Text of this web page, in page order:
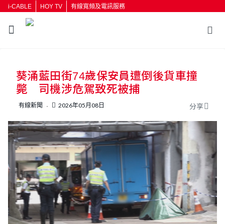
i-CABLE HOY TV 有線寬頻及電訊服務
葵涌藍田街74歲保安員遭倒後貨車撞
斃 司機涉危駕致死被捕
有線新聞 2026年05月08日 分享